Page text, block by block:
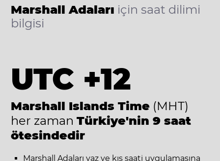
Marshall Adaları için saat dilimi
bilgisi
UTC +12
Marshall Islands Time (MHT)
her zaman Türkiye'nin 9 saat
ötesindedir
Marshall Adaları yaz ve kış saati uygulamasına